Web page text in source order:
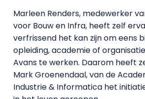
Marleen Renders, medewerker
voor Bouw en Infra, heeft zelf
verfrissend het kan zijn om eens
opleiding, academie of
Avans te werken. Daarom heeft
Mark Groenendaal, van de
Industrie & Informatica het